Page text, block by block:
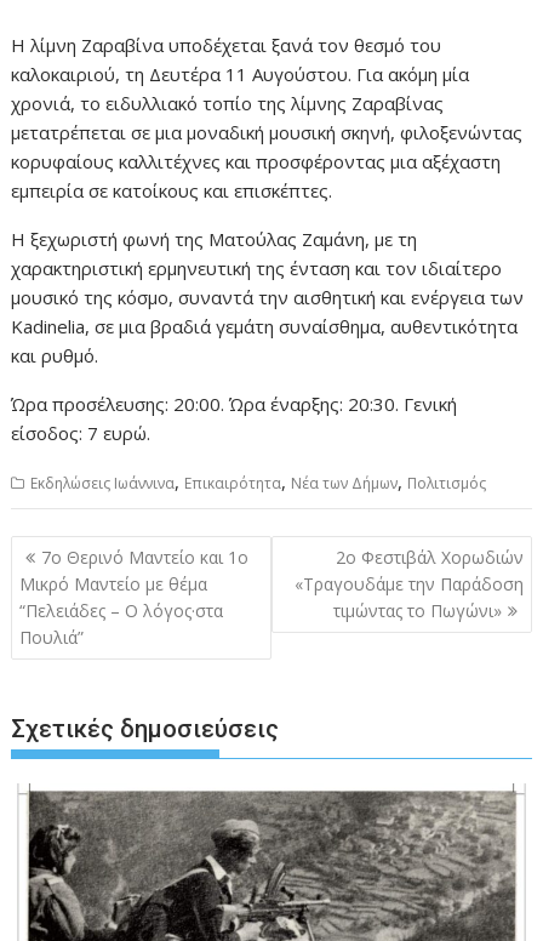
Η λίμνη Ζαραβίνα υποδέχεται ξανά τον θεσμό του
καλοκαιριού, τη Δευτέρα 11 Αυγούστου. Για ακόμη μία
χρονιά, το ειδυλλιακό τοπίο της λίμνης Ζαραβίνας
μετατρέπεται σε μια μοναδική μουσική σκηνή, φιλοξενώντας
κορυφαίους καλλιτέχνες και προσφέροντας μια αξέχαστη
εμπειρία σε κατοίκους και επισκέπτες.
Η ξεχωριστή φωνή της Ματούλας Ζαμάνη, με τη
χαρακτηριστική ερμηνευτική της ένταση και τον ιδιαίτερο
μουσικό της κόσμο, συναντά την αισθητική και ενέργεια των
Kadinelia, σε μια βραδιά γεμάτη συναίσθημα, αυθεντικότητα
και ρυθμό.
Ώρα προσέλευσης: 20:00. Ώρα έναρξης: 20:30. Γενική
είσοδος: 7 ευρώ.
Εκδηλώσεις Ιωάννινα, Επικαιρότητα, Νέα των Δήμων, Πολιτισμός
Πλοήγηση
άρθρων
7ο Θερινό Μαντείο και 1ο
Μικρό Μαντείο με θέμα
“Πελειάδες – Ο λόγος·στα
Πουλιά”
2ο Φεστιβάλ Χορωδιών
«Τραγουδάμε την Παράδοση
τιμώντας το Πωγώνι»
Σχετικές δημοσιεύσεις